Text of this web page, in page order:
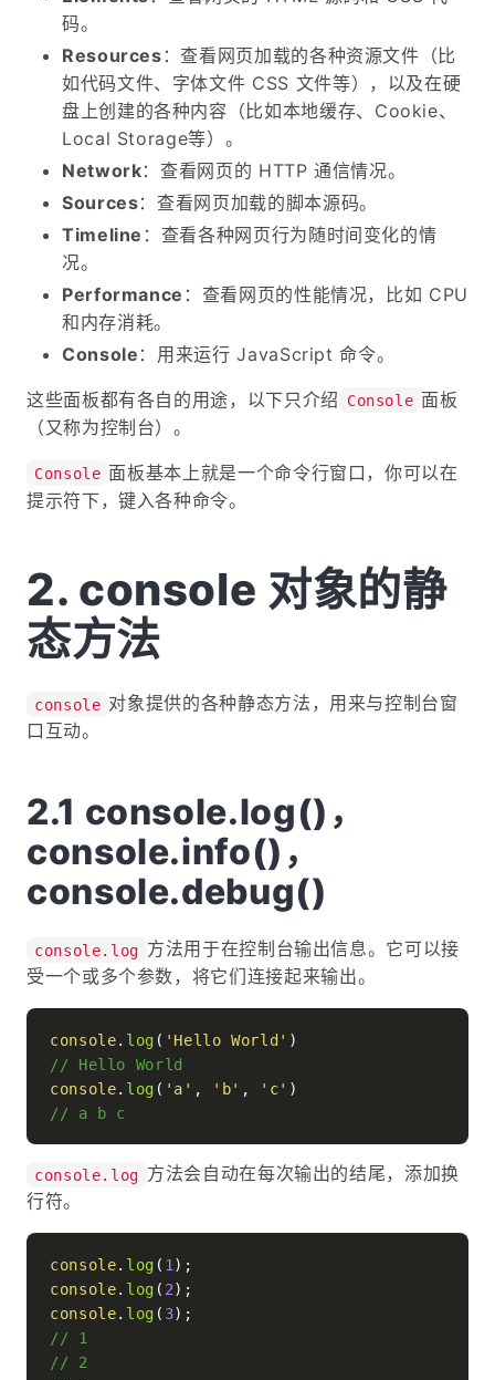
码。
Resources ：查看网页加载的各种资源文件（比
如代码文件、字体文件 CSS 文件等），以及在硬
盘上创建的各种内容（比如本地缓存、Cookie、
Local Storage等）。
Network：查看网页的 HTTP 通信情况。
Sources：查看网页加载的脚本源码。
Timeline ：查看各种网页行为随时间变化的情
况。
Performance ：查看网页的性能情况，比如 CPU
和内存消耗。
Console ：用来运行 JavaScript 命令。
这些面板都有各自的用途，以下只介绍 Console 面板
（又称为控制台）。
Console 面板基本上就是一个命令行窗口，你可以在
提示符下，键入各种命令。
console 对象的静
态方法
console 对象提供的各种静态方法，用来与控制台窗
口互动。
console.log()，
console.info()，
console.debug()
console.log 方法用于在控制台输出信息。它可以接
受一个或多个参数，将它们连接起来输出。
console. log ( 'Hello World'
// Hello World
console. log ( 'a' , 'b' , 'c'
// a b c
console.log 方法会自动在每次输出的结尾，添加换
行符。
console. log ( 1
console. log ( 2
console. log ( 3
// 1
// 2